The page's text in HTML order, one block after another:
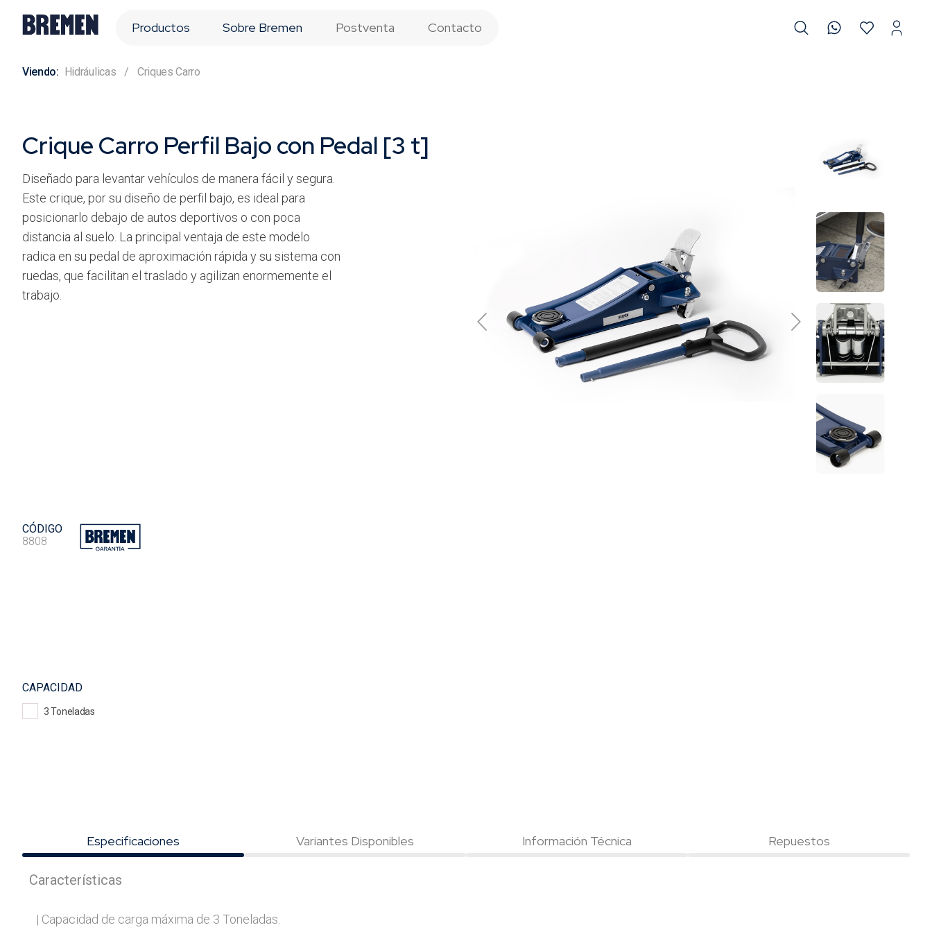
Productos Sobre Bremen Postventa Contacto
Hidráulicas Criques Carro
Crique Carro Perfil Bajo con Pedal [3 t]
Diseñado para levantar vehículos de manera fácil y segura.
Este crique, por su diseño de perfil bajo, es ideal para
posicionarlo debajo de autos deportivos o con poca
distancia al suelo. La principal ventaja de este modelo
radica en su pedal de aproximación rápida y su sistema con
ruedas, que facilitan el traslado y agilizan enormemente el
trabajo.
CÓDIGO
8808
CAPACIDAD
3 Toneladas
Especificaciones Variantes Disponibles Información Técnica Repuestos
Características
| Capacidad de carga máxima de 3 Toneladas.